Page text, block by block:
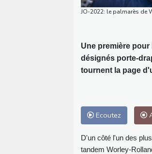
JO-2022: le palmarès de
Une première
désignés porte-
tournent la page
Ecoutez
D'un côté l'un des
tandem Worley-